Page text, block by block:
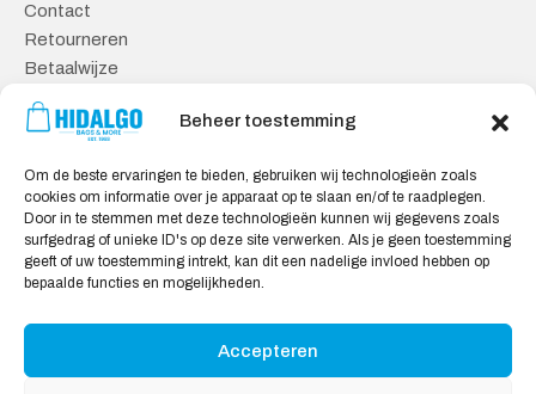
Beheer toestemming
Om de beste ervaringen te bieden, gebruiken wij technologieën zoals
cookies om informatie over je apparaat op te slaan en/of te raadplegen.
Door in te stemmen met deze technologieën kunnen wij gegevens zoals
surfgedrag of unieke ID's op deze site verwerken. Als je geen toestemming
geeft of uw toestemming intrekt, kan dit een nadelige invloed hebben op
bepaalde functies en mogelijkheden.
Accepteren
Contact
Retourneren
Betaalwijze
Veilig Shoppen
Algemene Voorwaarden
Privacy Verklaring
Cookie Verklaring
Aansprakelijkheid